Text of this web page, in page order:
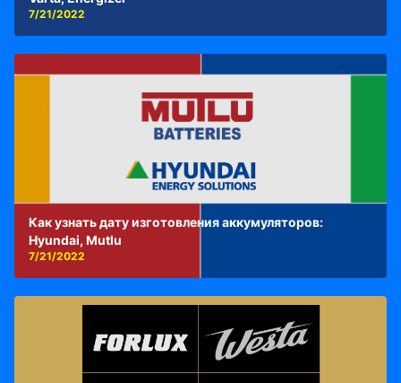
7/21/2022
Как узнать дату изготовления аккумуляторов:
Hyundai, Mutlu
7/21/2022